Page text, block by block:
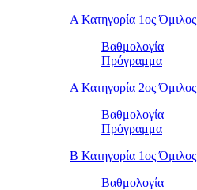
Α Κατηγορία 1ος Όμιλος
Βαθμολογία
Πρόγραμμα
Α Κατηγορία 2ος Όμιλος
Βαθμολογία
Πρόγραμμα
Β Κατηγορία 1ος Όμιλος
Βαθμολογία